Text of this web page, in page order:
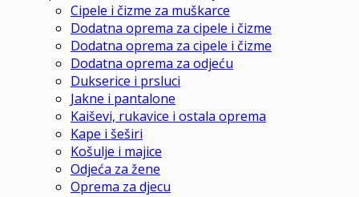
Cipele i čizme za muškarce
Dodatna oprema za cipele i čizme
Dodatna oprema za cipele i čizme
Dodatna oprema za odjeću
Dukserice i prsluci
Jakne i pantalone
Kaiševi, rukavice i ostala oprema
Kape i šeširi
Košulje i majice
Odjeća za žene
Oprema za djecu